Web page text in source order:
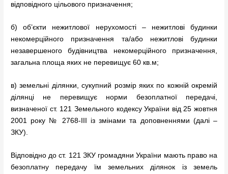
відповідного цільового призначення;
б) об’єкти нежитлової нерухомості – нежитлові будинки
некомерційного призначення та/або нежитлові будинки
незавершеного будівництва некомерційного призначення,
загальна площа яких не перевищує 60 кв.м;
в) земельні ділянки, сукупний розмір яких по кожній окремій
ділянці не перевищує норми безоплатної передачі,
визначеної ст. 121 Земельного кодексу України від 25 жовтня
2001 року № 2768-III із змінами та доповненнями (далі –
ЗКУ).
Відповідно до ст. 121 ЗКУ громадяни України мають право на
безоплатну передачу їм земельних ділянок із земель